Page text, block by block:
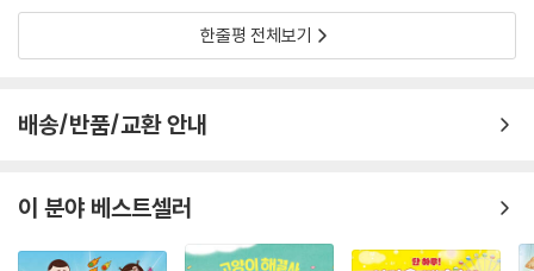
한줄평 전체보기
배송/반품/교환 안내
이 분야 베스트셀러